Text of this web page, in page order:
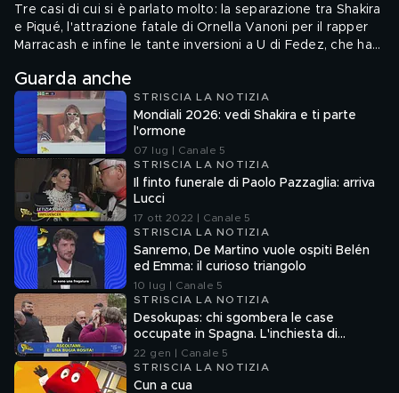
Tre casi di cui si è parlato molto: la separazione tra Shakira
e Piqué, l'attrazione fatale di Ornella Vanoni per il rapper
Marracash e infine le tante inversioni a U di Fedez, che ha
averne detto il peggio.
Guarda anche
STRISCIA LA NOTIZIA
Mondiali 2026: vedi Shakira e ti parte
l'ormone
07 lug | Canale 5
STRISCIA LA NOTIZIA
Il finto funerale di Paolo Pazzaglia: arriva
Lucci
17 ott 2022 | Canale 5
STRISCIA LA NOTIZIA
Sanremo, De Martino vuole ospiti Belén
ed Emma: il curioso triangolo
10 lug | Canale 5
STRISCIA LA NOTIZIA
Desokupas: chi sgombera le case
occupate in Spagna. L'inchiesta di
Francesco Mazza
22 gen | Canale 5
STRISCIA LA NOTIZIA
Cun a cua